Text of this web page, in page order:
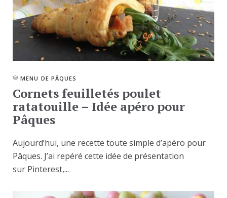
MENU DE PÂQUES
Cornets feuilletés poulet
ratatouille – Idée apéro pour
Pâques
Aujourd’hui, une recette toute simple d’apéro pour
Pâques. J’ai repéré cette idée de présentation
sur Pinterest,...